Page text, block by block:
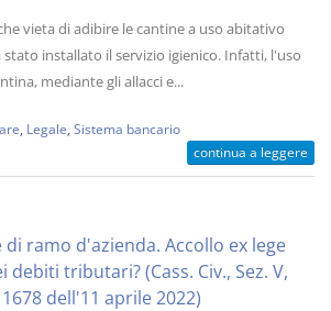
vieta di adibire le cantine a uso abitativo
stato installato il servizio igienico. Infatti, l'uso
mediante gli allacci e...
Legale Sistema bancario
continua a leggere
di ramo d'azienda. Accollo ex lege
debiti tributari? (Cass. Civ., Sez. V,
dell'11 aprile 2022)